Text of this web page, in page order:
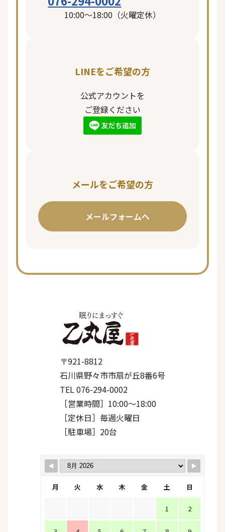
10:00〜18:00（火曜定休）
LINEをご希望の方
公式アカウントを
ご登録ください
メールをご希望の方
メールフォームへ
〒921-8812
石川県野々市市扇が丘8番6号
TEL 076-294-0002
［営業時間］10:00〜18:00
［定休日］毎週火曜日
［駐車場］20台
月 火 水 木 金 土 日
1 2